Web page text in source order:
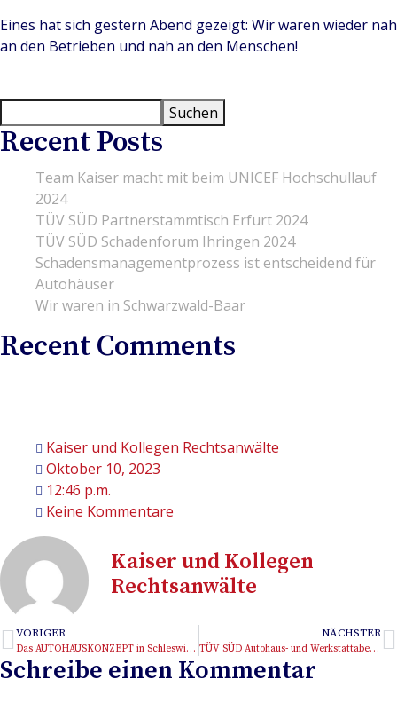
Eines hat sich gestern Abend gezeigt: Wir waren wieder nah
an den Betrieben und nah an den Menschen!
Suchen
Recent Posts
Team Kaiser macht mit beim UNICEF Hochschullauf
2024
TÜV SÜD Partnerstammtisch Erfurt 2024
TÜV SÜD Schadenforum Ihringen 2024
Schadensmanagementprozess ist entscheidend für
Autohäuser
Wir waren in Schwarzwald-Baar
Recent Comments
Kaiser und Kollegen Rechtsanwälte
Oktober 10, 2023
12:46 p.m.
Keine Kommentare
Kaiser und Kollegen
Rechtsanwälte
VORIGER
Das AUTOHAUSKONZEPT in Schleswig-Holstein
NÄCHSTER
TÜV SÜD Autohaus- und Werkstattabend in Öhringen
Schreibe einen Kommentar